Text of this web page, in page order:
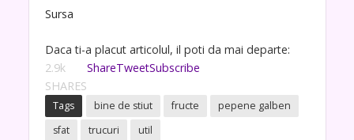
Sursa
Daca ti-a placut articolul, il poti da mai departe:
2.9k
SHARES
ShareTweetSubscribe
Tags bine de stiut fructe
pepene galben
sfat
trucuri util